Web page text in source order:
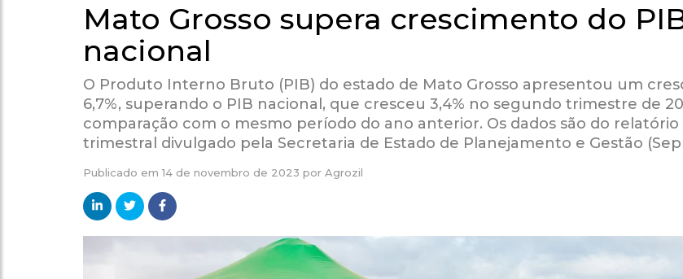
Mato Grosso supera crescimento do
nacional
O Produto Interno Bruto (PIB) do estado de Mato Grosso apresentou um
6,7%, superando o PIB nacional, que cresceu 3,4% no segundo trimestre de
comparação com o mesmo período do ano anterior. Os dados são do relatório
trimestral divulgado pela Secretaria de Estado de Planejamento e Gestão
Publicado em14 de novembro de 2023 por Agrozil